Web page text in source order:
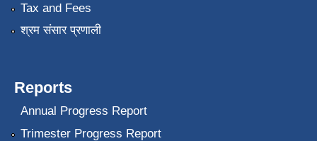
Tax and Fees
श्रम संसार प्रणाली
Reports
Annual Progress Report
Trimester Progress Report